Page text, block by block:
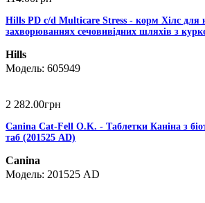
Hills PD c/d Multicare Stress - корм Хілс для
захворюваннях сечовивідних шляхів з
Hills
605949
2 282.00грн
Canina Cat-Fell O.K. - Таблетки Каніна з
таб (201525 AD)
Canina
201525 AD